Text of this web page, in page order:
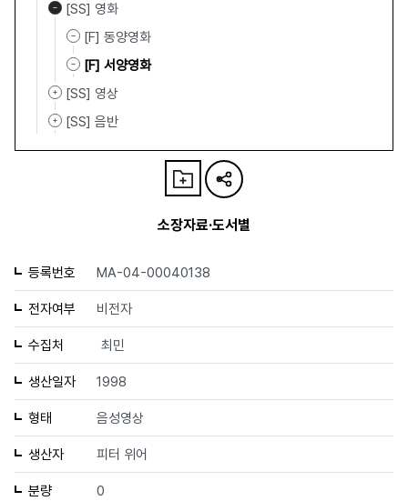
[SS] 영화
[F] 동양영화
[F] 서양영화
[SS] 영상
[SS] 음반
소장자료·도서별
등록번호 MA-04-00040138
전자여부 비전자
수집처 최민
생산일자 1998
형태 음성영상
생산자 피터 위어
분량 0